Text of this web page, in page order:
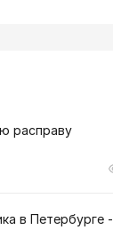
расправу
в Петербурге -